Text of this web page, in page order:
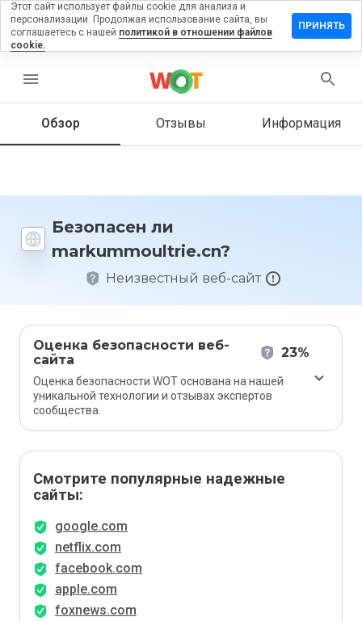
menu
Обзор Отзывы Информация
Безопасен ли
markummoultrie.cn?
Неизвестный веб-сайт
Оценка безопасности веб-
сайта
23%
Оценка безопасности WOT основана на нашей
уникальной технологии и отзывах экспертов
сообщества.
Смотрите популярные надежные
сайты:
google.com
netflix.com
facebook.com
apple.com
foxnews.com
отзыв
Как бы
этот
1 до 5?
Этот сайт использует файлы cookie для анализа и
персонализации. Продолжая использование сайта, вы
соглашаетесь с нашей политикой в отношении файлов
cookie.
ПРИНЯТЬ